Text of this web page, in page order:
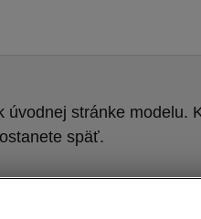
úvodnej stránke modelu.
späť.